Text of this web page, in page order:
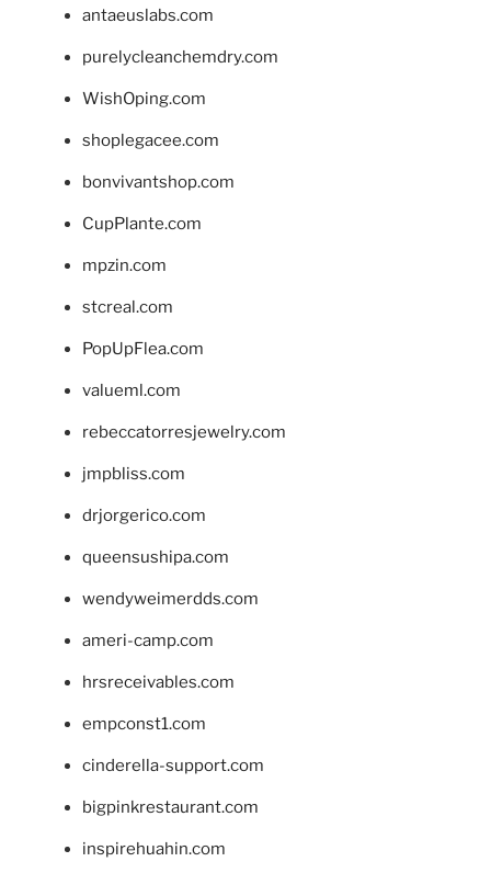
antaeuslabs.com
purelycleanchemdry.com
WishOping.com
shoplegacee.com
bonvivantshop.com
CupPlante.com
mpzin.com
stcreal.com
PopUpFlea.com
valueml.com
rebeccatorresjewelry.com
jmpbliss.com
drjorgerico.com
queensushipa.com
wendyweimerdds.com
ameri-camp.com
hrsreceivables.com
empconst1.com
cinderella-support.com
bigpinkrestaurant.com
inspirehuahin.com